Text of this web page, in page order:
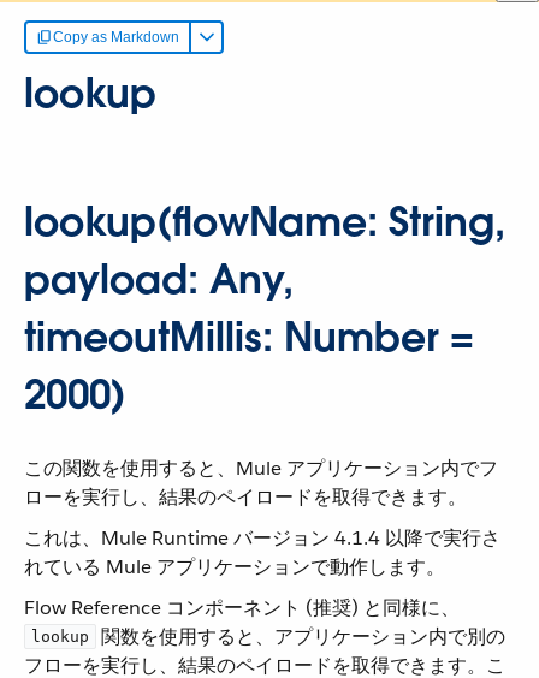
Copy as Markdown
lookup
lookup(flowName: String,
payload: Any,
timeoutMillis: Number =
2000)
この関数を使用すると、Mule アプリケーション内でフ
ローを実行し、結果のペイロードを取得できます。
これは、Mule Runtime バージョン 4.1.4 以降で実行さ
れている Mule アプリケーションで動作します。
Flow Reference コンポーネント (推奨) と同様に、​
lookup
​ 関数を使用すると、アプリケーション内で別の
フローを実行し、結果のペイロードを取得できます。こ